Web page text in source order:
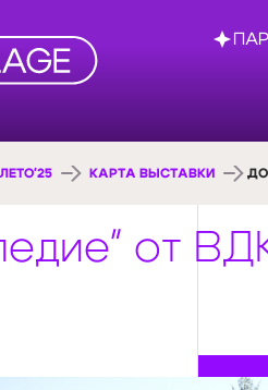
ЛЕТО'25 КАРТА ВЫСТАВКИ
от